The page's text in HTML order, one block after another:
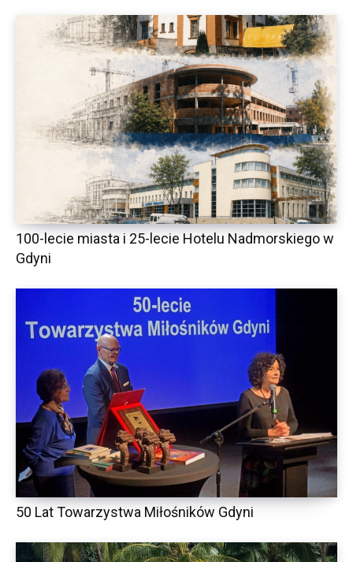
100-lecie miasta i 25-lecie Hotelu Nadmorskiego w
Gdyni
50 Lat Towarzystwa Miłośników Gdyni